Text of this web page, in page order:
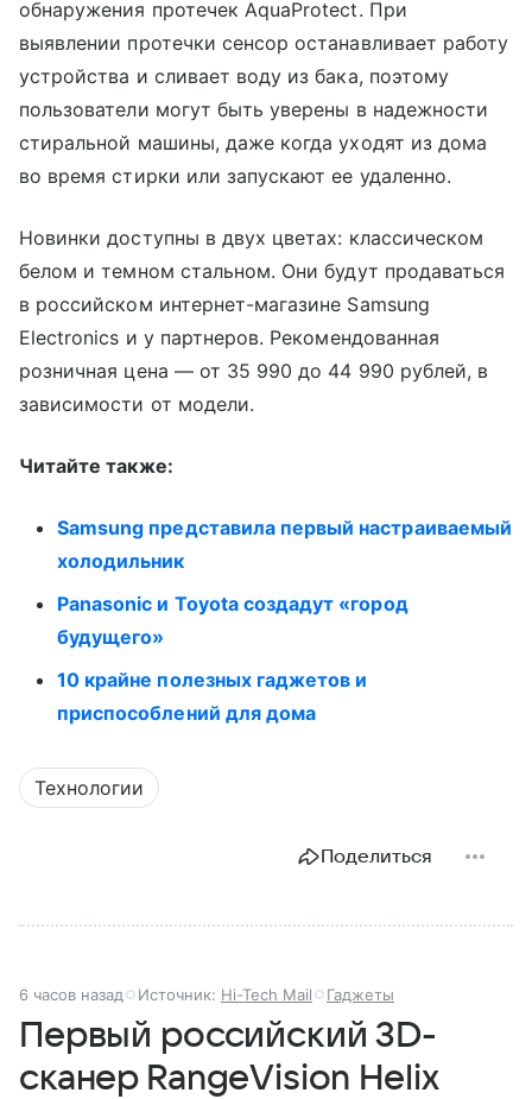
обнаружения протечек AquaProtect. При
выявлении протечки сенсор останавливает работу
устройства и сливает воду из бака, поэтому
пользователи могут быть уверены в надежности
стиральной машины, даже когда уходят из дома
во время стирки или запускают ее удаленно.
Новинки доступны в двух цветах: классическом
белом и темном стальном. Они будут продаваться
в российском интернет-магазине Samsung
Electronics и у партнеров. Рекомендованная
розничная цена — от 35 990 до 44 990 рублей, в
зависимости от модели.
Читайте также:
Samsung представила первый настраиваемый
холодильник
Panasonic и Toyota создадут «город
будущего»
10 крайне полезных гаджетов и
приспособлений для дома
Технологии
Поделиться
6 часов назад Источник: Hi-Tech Mail Гаджеты
Первый российский 3D-
сканер RangeVision Helix